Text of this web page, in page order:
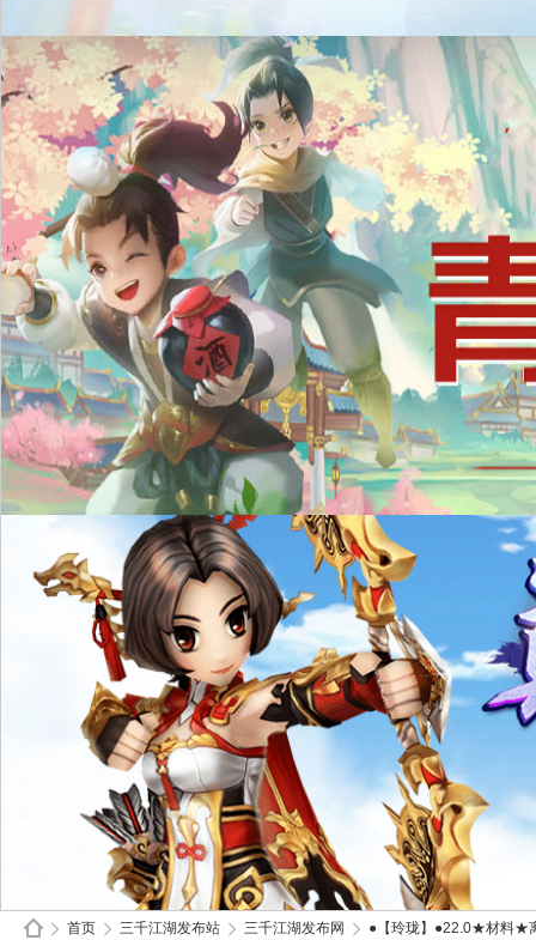
首页 三千江湖发布站 三千江湖发布网 ●【玲珑】●22.0★材料★